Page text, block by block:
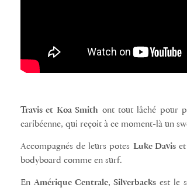
Travis et Koa Smith ont tout lâché pour
caribéenne, qui reçoit à ce moment-là un
Accompagnés de leurs potes Luke Davis
bodyboard comme en surf.
En Amérique Centrale,Silverbacks est le